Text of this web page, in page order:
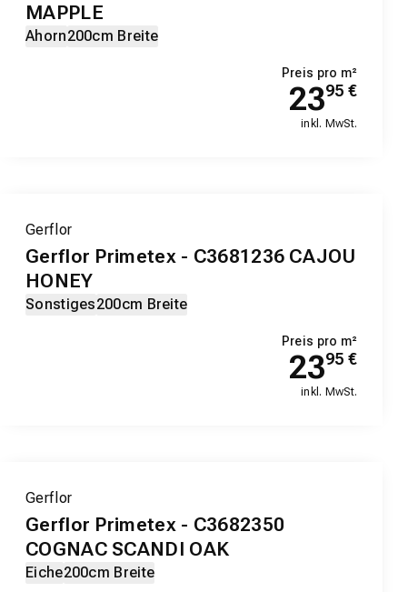
MAPPLE
Ahorn200cm Breite
Preis pro m²
2395 €
inkl. MwSt.
Gerflor
Gerflor Primetex - C3681236 CAJOU
HONEY
Sonstiges200cm Breite
Preis pro m²
2395 €
inkl. MwSt.
Gerflor
Gerflor Primetex - C3682350
COGNAC SCANDI OAK
Eiche200cm Breite